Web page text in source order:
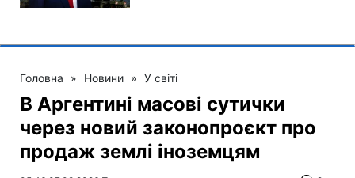
Головна » Новини » У світі
В Аргентині масові сутички
через новий законопроєкт про
продаж землі іноземцям